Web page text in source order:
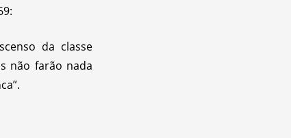
da classe
não farão nada